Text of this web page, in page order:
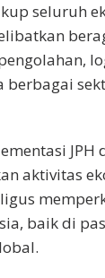
seluruh
berbagai
JPH
aktivitas
baik di